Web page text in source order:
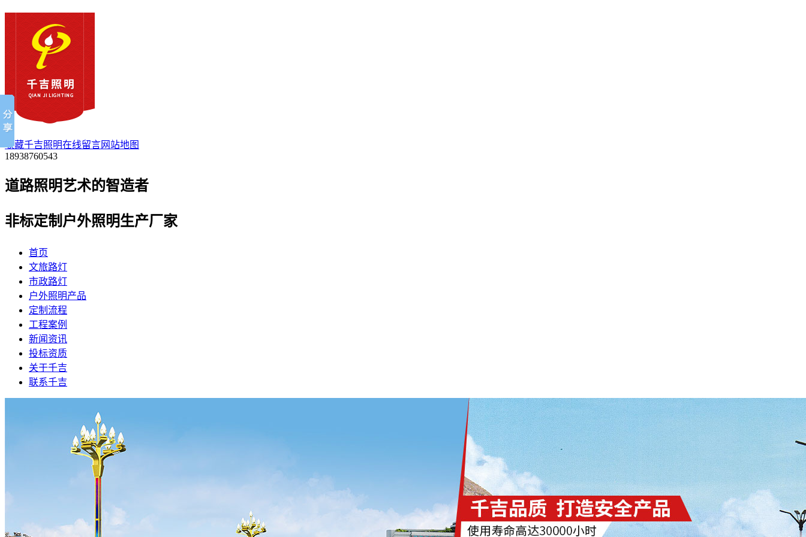
收藏千吉照明在线留言网站地图
18938760543
道路照明艺术的智造者
非标定制户外照明生产厂家
首页
文旅路灯
市政路灯
户外照明产品
定制流程
工程案例
新闻资讯
投标资质
关于千吉
联系千吉